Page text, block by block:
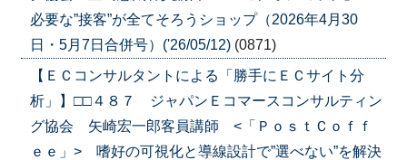
必要な”接客”が全てそろうショップ（2026年4月30
日・5月7日合併号）('26/05/12) (0871)
【ＥＣコンサルタントによる「勝手にＥＣサイト分
析」】□□４８７ ジャパンＥコマースコンサルティン
グ協会 矢崎宏一郎客員講師 <「ＰｏｓｔＣｏｆｆ
ｅｅ」> 嗜好の可視化と導線設計で”選べない”を解決